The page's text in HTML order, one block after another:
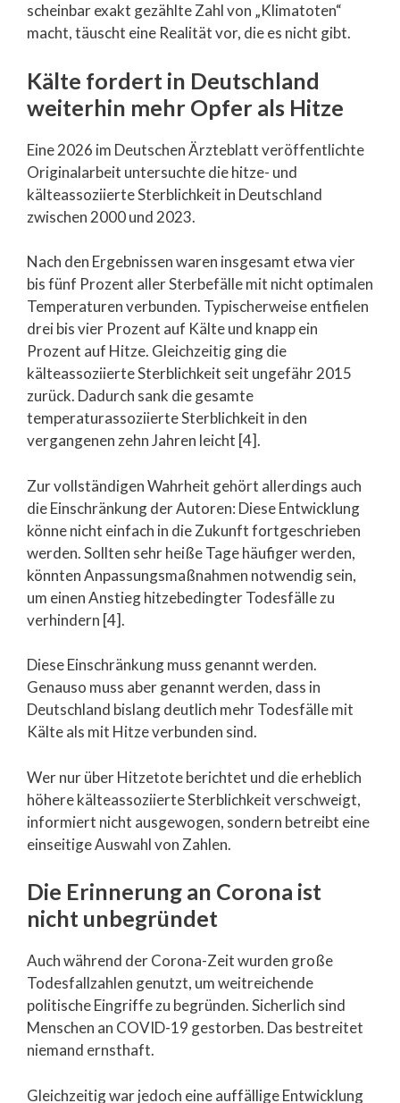
scheinbar exakt gezählte Zahl von „Klimatoten“
macht, täuscht eine Realität vor, die es nicht gibt.
Kälte fordert in Deutschland
weiterhin mehr Opfer als Hitze
Eine 2026 im Deutschen Ärzteblatt veröffentlichte
Originalarbeit untersuchte die hitze- und
kälteassoziierte Sterblichkeit in Deutschland
zwischen 2000 und 2023.
Nach den Ergebnissen waren insgesamt etwa vier
bis fünf Prozent aller Sterbefälle mit nicht optimalen
Temperaturen verbunden. Typischerweise entfielen
drei bis vier Prozent auf Kälte und knapp ein
Prozent auf Hitze. Gleichzeitig ging die
kälteassoziierte Sterblichkeit seit ungefähr 2015
zurück. Dadurch sank die gesamte
temperaturassoziierte Sterblichkeit in den
vergangenen zehn Jahren leicht [4].
Zur vollständigen Wahrheit gehört allerdings auch
die Einschränkung der Autoren: Diese Entwicklung
könne nicht einfach in die Zukunft fortgeschrieben
werden. Sollten sehr heiße Tage häufiger werden,
könnten Anpassungsmaßnahmen notwendig sein,
um einen Anstieg hitzebedingter Todesfälle zu
verhindern [4].
Diese Einschränkung muss genannt werden.
Genauso muss aber genannt werden, dass in
Deutschland bislang deutlich mehr Todesfälle mit
Kälte als mit Hitze verbunden sind.
Wer nur über Hitzetote berichtet und die erheblich
höhere kälteassoziierte Sterblichkeit verschweigt,
informiert nicht ausgewogen, sondern betreibt eine
einseitige Auswahl von Zahlen.
Die Erinnerung an Corona ist
nicht unbegründet
Auch während der Corona-Zeit wurden große
Todesfallzahlen genutzt, um weitreichende
politische Eingriffe zu begründen. Sicherlich sind
Menschen an COVID-19 gestorben. Das bestreitet
niemand ernsthaft.
Gleichzeitig war jedoch eine auffällige Entwicklung